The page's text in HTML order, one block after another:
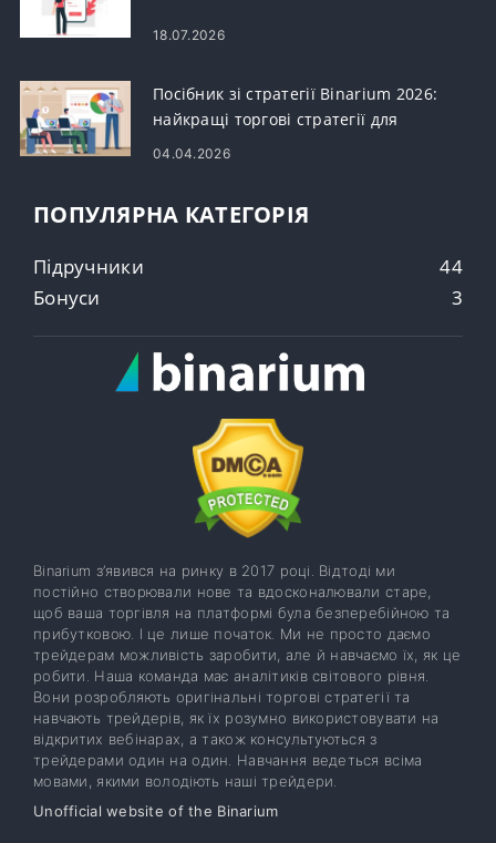
18.07.2026
Посібник зі стратегії Binarium 2026:
найкращі торгові стратегії для
новачків
04.04.2026
ПОПУЛЯРНА КАТЕГОРІЯ
Підручники
44
Бонуси
3
Binarium з’явився на ринку в 2017 році. Відтоді ми
постійно створювали нове та вдосконалювали старе,
щоб ваша торгівля на платформі була безперебійною та
прибутковою. І це лише початок. Ми не просто даємо
трейдерам можливість заробити, але й навчаємо їх, як це
робити. Наша команда має аналітиків світового рівня.
Вони розробляють оригінальні торгові стратегії та
навчають трейдерів, як їх розумно використовувати на
відкритих вебінарах, а також консультуються з
трейдерами один на один. Навчання ведеться всіма
мовами, якими володіють наші трейдери.
Unofficial website of the Binarium